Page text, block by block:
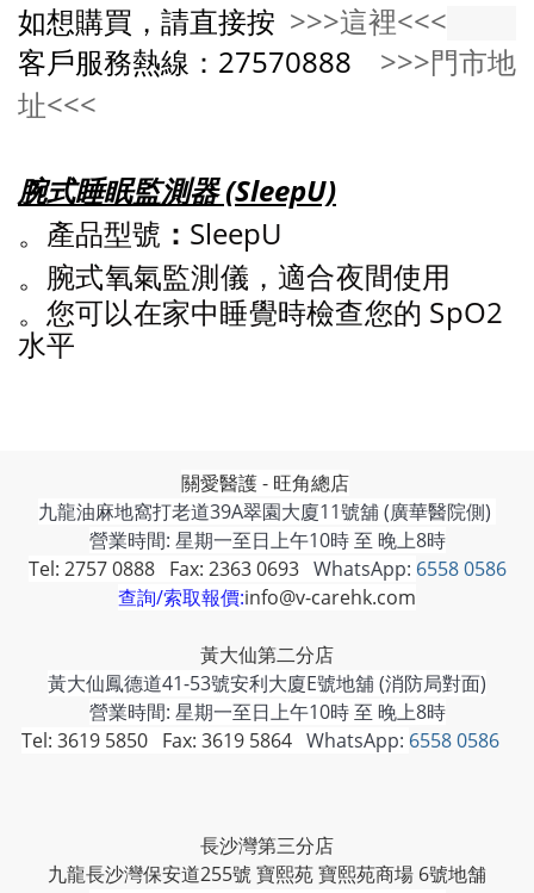
如想購買，請直接按 >>>這裡<<<
客戶服務熱線：27570888 >>>門市地
址<<<
腕式睡眠監測器(SleepU)
。 產品型號 ： SleepU
。 腕式氧氣監測儀，適合夜間使用
。 您可以在家中睡覺時檢查您的 SpO2
水平
關愛醫護 - 旺角總店
九龍油麻地窩打老道39A翠園大廈11號舖 (廣華醫院側)
營業時間: 星期一至日上午10時 至 晚上8時
Tel: 2757 0888 Fax: 2363 0693WhatsApp: 6558 0586
查詢/索取報價:info@v-carehk.com
黃大仙第二分店
黃大仙鳳德道41-53號安利大廈E號地舖 (消防局對面)
營業時間: 星期一至日上午10時 至 晚上8時
Tel: 3619 5850 Fax: 3619 5864WhatsApp: 6558 0586
長沙灣第三分店
九龍長沙灣保安道255號 寶熙苑 寶熙苑商場 6號地舗